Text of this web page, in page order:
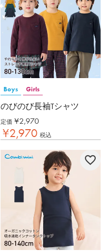
Boys Girls
のびのび長袖Tシャツ
定価 ¥2,970
¥2,970 税込